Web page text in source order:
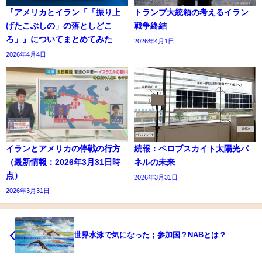
『アメリカとイラン「「振り上
げたこぶしの」の落としどこ
ろ」』についてまとめてみた
2026年4月4日
トランプ大統領の考えるイラン
戦争終結
2026年4月1日
イランとアメリカの停戦の行方
（最新情報：2026年3月31日時
点）
2026年3月31日
続報：ペロブスカイト太陽光パ
ネルの未来
2026年3月31日
世界水泳で気になった；参加国？NABとは？